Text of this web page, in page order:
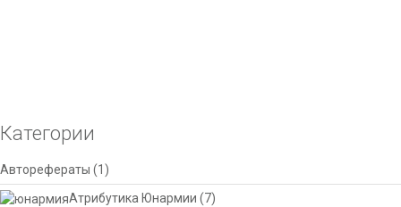
Категории
Авторефераты (1)
Атрибутика Юнармии (7)